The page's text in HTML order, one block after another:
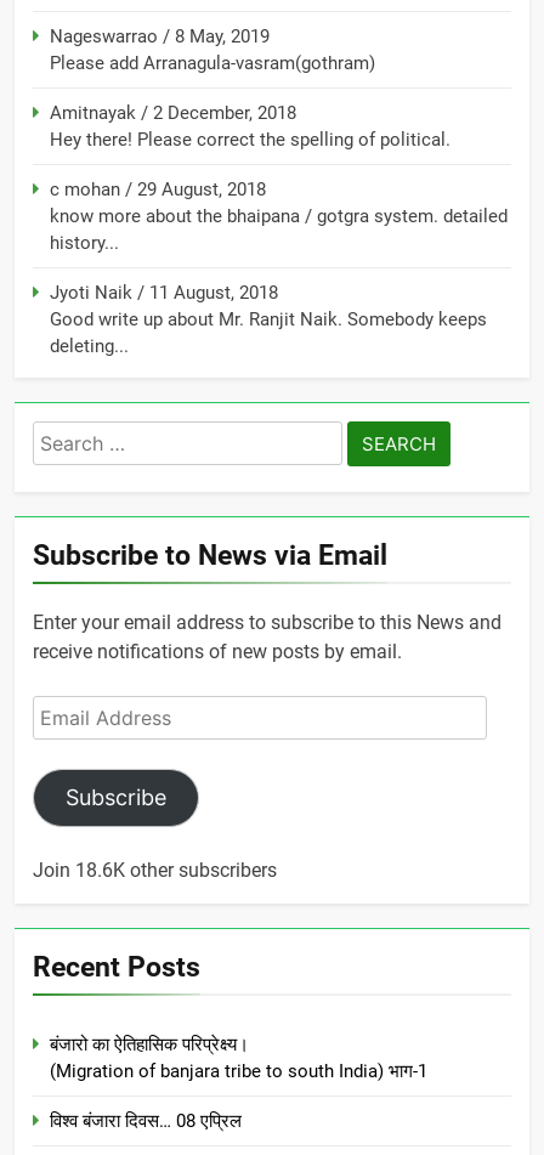
Nageswarrao / 8 May, 2019
Please add Arranagula-vasram(gothram)
Amitnayak / 2 December, 2018
Hey there! Please correct the spelling of political.
c mohan / 29 August, 2018
know more about the bhaipana / gotgra system. detailed
history...
Jyoti Naik / 11 August, 2018
Good write up about Mr. Ranjit Naik. Somebody keeps
deleting...
Search
for:
Subscribe to News via Email
Enter your email address to subscribe to this News and
receive notifications of new posts by email.
Email
Address
Subscribe
Join 18.6K other subscribers
Recent Posts
बंजारो का ऐतिहासिक परिप्रेक्ष्य।
(Migration of banjara tribe to south India) भाग-1
विश्व बंजारा दिवस… 08 एप्रिल